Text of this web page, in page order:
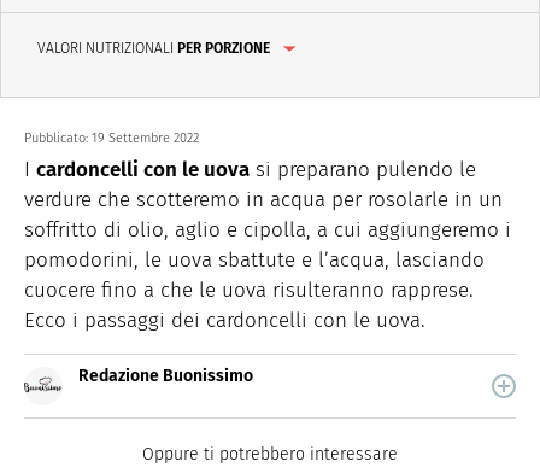
VALORI NUTRIZIONALI PER PORZIONE
Pubblicato: 19 Settembre 2022
I cardoncelli con le uova si preparano pulendo le
verdure che scotteremo in acqua per rosolarle in un
soffritto di olio, aglio e cipolla, a cui aggiungeremo i
pomodorini, le uova sbattute e l’acqua, lasciando
cuocere fino a che le uova risulteranno rapprese.
Ecco i passaggi dei cardoncelli con le uova.
Redazione Buonissimo
quale trovi idee veloci, facili e spiegate passo passo.
Oppure ti potrebbero interessare